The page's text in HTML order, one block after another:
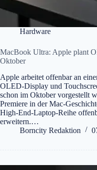
Hardware
MacBook Ultra: Apple plant
Oktober
Apple arbeitet offenbar an
OLED-Display und
schon im Oktober vorgestellt
Premiere in der Mac-
High-End-Laptop-Reihe
erweitern.…
Borncity Redaktion